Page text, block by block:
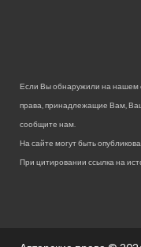
Если Вы обнаружили на нашем
права, принадлежащие Вам,
сообщите нам.
На сайте могут быть
При цитировании ссылка на